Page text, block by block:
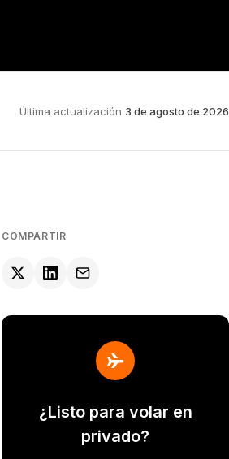
Última actualización 3 de agosto de 2026
COMPARTIR
¿Listo para volar en
privado?